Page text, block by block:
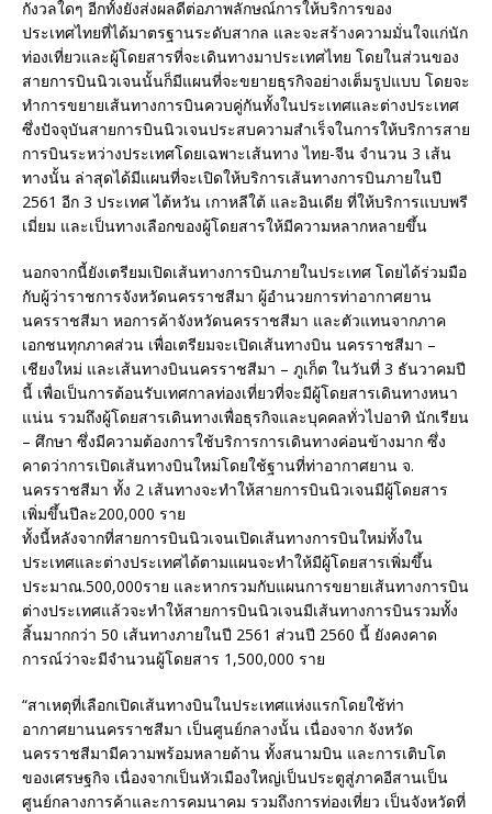
กังวลใดๆ อีกทั้งยังส่งผลดีต่อภาพลักษณ์การให้บริการของ
ประเทศไทยที่ได้มาตรฐานระดับสากล และจะสร้างความมั่นใจแก่นัก
ท่องเที่ยวและผู้โดยสารที่จะเดินทางมาประเทศไทย โดยในส่วนของ
สายการบินนิวเจนนั้นก็มีแผนที่จะขยายธุรกิจอย่างเต็มรูปแบบ โดยจะ
ทำการขยายเส้นทางการบินควบคู่กันทั้งในประเทศและต่างประเทศ
ซึ่งปัจจุบันสายการบินนิวเจนประสบความสำเร็จในการให้บริการสาย
การบินระหว่างประเทศโดยเฉพาะเส้นทาง ไทย-จีน จำนวน 3 เส้น
ทางนั้น ล่าสุดได้มีแผนที่จะเปิดให้บริการเส้นทางการบินภายในปี
2561 อีก 3 ประเทศ ไต้หวัน เกาหลีใต้ และอินเดีย ที่ให้บริการแบบพรี
เมี่ยม และเป็นทางเลือกของผู้โดยสารให้มีความหลากหลายขึ้น
นอกจากนี้ยังเตรียมเปิดเส้นทางการบินภายในประเทศ โดยได้ร่วมมือ
กับผู้ว่าราชการจังหวัดนครราชสีมา ผู้อำนวยการท่าอากาศยาน
นครราชสีมา หอการค้าจังหวัดนครราชสีมา และตัวแทนจากภาค
เอกชนทุกภาคส่วน เพื่อเตรียมจะเปิดเส้นทางบิน นครราชสีมา –
เชียงใหม่ และเส้นทางบินนครราชสีมา – ภูเก็ต ในวันที่ 3 ธันวาคมปี
นี้ เพื่อเป็นการต้อนรับเทศกาลท่องเที่ยวที่จะมีผู้โดยสารเดินทางหนา
แน่น รวมถึงผู้โดยสารเดินทางเพื่อธุรกิจและบุคคลทั่วไปอาทิ นักเรียน
– ศึกษา ซึ่งมีความต้องการใช้บริการการเดินทางค่อนข้างมาก ซึ่ง
คาดว่าการเปิดเส้นทางบินใหม่โดยใช้ฐานที่ท่าอากาศยาน จ.
นครราชสีมา ทั้ง 2 เส้นทางจะทำให้สายการบินนิวเจนมีผู้โดยสาร
เพิ่มขึ้นปีละ200,000 ราย
ทั้งนี้หลังจากที่สายการบินนิวเจนเปิดเส้นทางการบินใหม่ทั้งใน
ประเทศและต่างประเทศได้ตามแผนจะทำให้มีผู้โดยสารเพิ่มขึ้น
ประมาณ.500,000ราย และหากรวมกับแผนการขยายเส้นทางการบิน
ต่างประเทศแล้วจะทำให้สายการบินนิวเจนมีเส้นทางการบินรวมทั้ง
สิ้นมากกว่า 50 เส้นทางภายในปี 2561 ส่วนปี 2560 นี้ ยังคงคาด
การณ์ว่าจะมีจำนวนผู้โดยสาร 1,500,000 ราย
“สาเหตุที่เลือกเปิดเส้นทางบินในประเทศแห่งแรกโดยใช้ท่า
อากาศยานนครราชสีมา เป็นศูนย์กลางนั้น เนื่องจาก จังหวัด
นครราชสีมามีความพร้อมหลายด้าน ทั้งสนามบิน และการเติบโต
ของเศรษฐกิจ เนื่องจากเป็นหัวเมืองใหญ่เป็นประตูสู่ภาคอีสานเป็น
ศูนย์กลางการค้าและการคมนาคม รวมถึงการท่องเที่ยว เป็นจังหวัดที่